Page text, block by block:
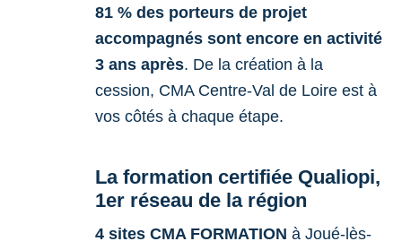
81 % des porteurs de projet
accompagnés sont encore en activité
3 ans après. De la création à la
cession, CMA Centre-Val de Loire est à
vos côtés à chaque étape.
La formation certifiée Qualiopi,
1er réseau de la région
4 sites CMA FORMATION à Joué-lès-